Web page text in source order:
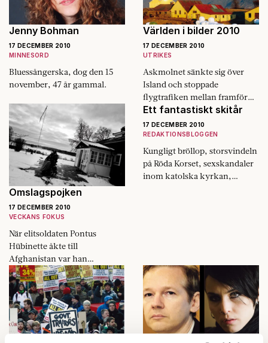
Jenny Bohman
17 DECEMBER 2010
MINNESORD
Bluessångerska, dog den 15
november, 47 år gammal.
Världen i bilder 2010
17 DECEMBER 2010
UTRIKES
Askmolnet sänkte sig över
Island och stoppade
flygtrafiken mellan framför
allt USA och Europa. Under
några korta veckor
förändrades synen på resande,
miljöoptimisterna började
hoppas på en ny renare värld.
Men snart upplöstes molnet,
Omslagspojken
17 DECEMBER 2010
VECKANS FOKUS
När elitsoldaten Pontus
Hübinette åkte till
Afghanistan var han
försvarets affischnamn. Nu
sitter han förlamad hemma i
Karlsborg och är starkt kritisk
till den svenska hanteringen
av krigsveteraner. »Man
behöver ingen medalj för att
Ett fantastiskt skitår
17 DECEMBER 2010
REDAKTIONSBLOGGEN
Kungligt bröllop, storsvindeln
på Röda Korset, sexskandaler
inom katolska kyrkan,
riksdagen, Sahlins…